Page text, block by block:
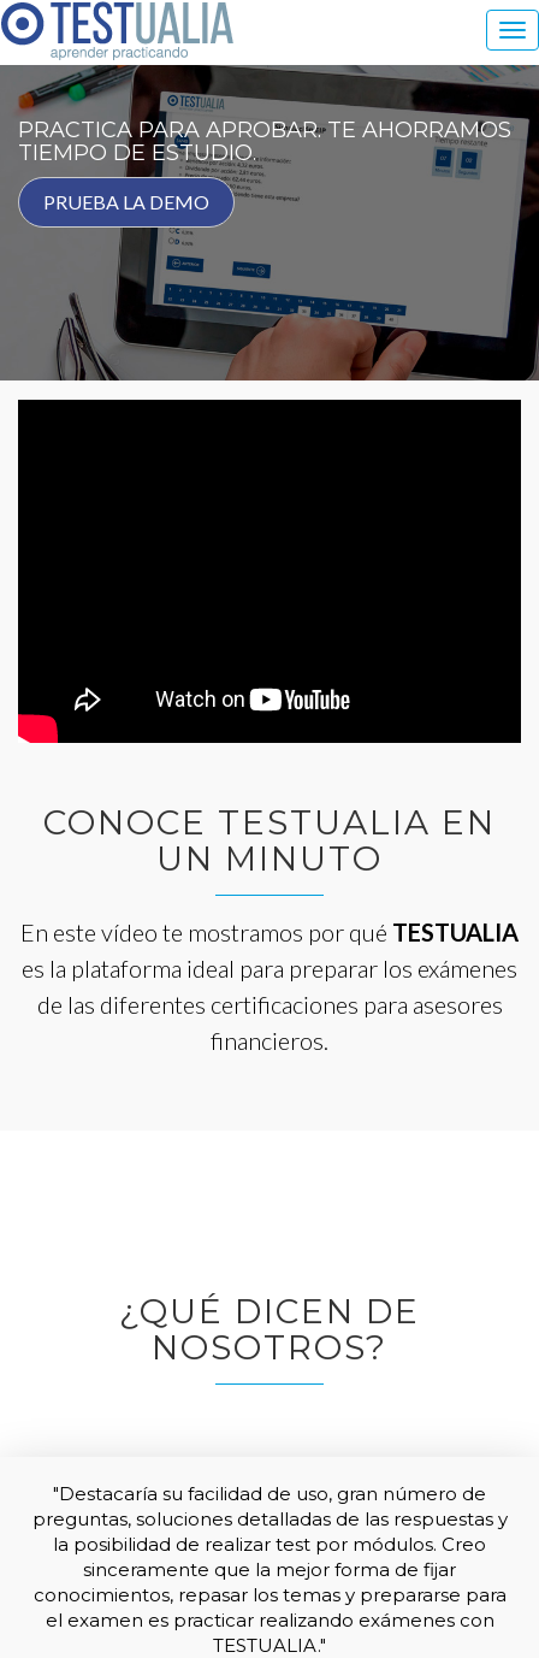
PRACTICA PARA APROBAR. TE AHORRAMOS
TIEMPO DE ESTUDIO.
PRUEBA LA DEMO
CONOCE TESTUALIA EN
UN MINUTO
En este vídeo te mostramos por qué TESTUALIA
es la plataforma ideal para preparar los exámenes
de las diferentes certificaciones para asesores
financieros.
¿QUÉ DICEN DE
NOSOTROS?
"Destacaría su facilidad de uso, gran número de
preguntas, soluciones detalladas de las respuestas y
la posibilidad de realizar test por módulos. Creo
sinceramente que la mejor forma de fijar
conocimientos, repasar los temas y prepararse para
el examen es practicar realizando exámenes con
TESTUALIA."